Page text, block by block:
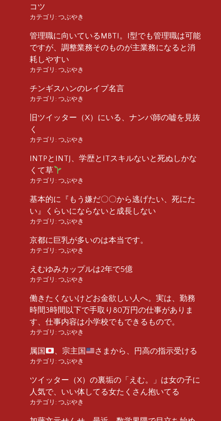
コツ
カテゴリ: つぶやき
管理職に向いているMBTI。I型でも管理職は可能
ですが、調整業務そのものが主業務になると消
耗しやすい
カテゴリ: つぶやき
チンギスハンのレイプ名言
カテゴリ: つぶやき
旧ツイッター（X）にいる、ナンパ師の嘘を見抜
く
カテゴリ: つぶやき
INTPとINTJ、学歴とITスキルないと死ぬしかな
くて草
カテゴリ: つぶやき
基本的に『もう嫌だ〇〇から逃げたい、死にた
い』くらいにならないと成長しない
カテゴリ: つぶやき
京都に巨乳が多いのは本当です。
カテゴリ: つぶやき
えむゆみカップルは2年で5億
カテゴリ: つぶやき
働きたくないけどお金欲しい人へ。実は、勤務
時間3時間以下で手取り80万円の仕事がありま
す、仕事内容は小学校でもできるもので。
カテゴリ: つぶやき
属国 、宗主国 さまから、円高の指示受ける
カテゴリ: つぶやき
ツイッター（X）の裏垢の「えむ。」は女の子に
人気で、いい体してる女たくさん抱いてる
カテゴリ: つぶやき